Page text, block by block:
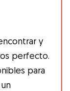
y
perfecto.
para